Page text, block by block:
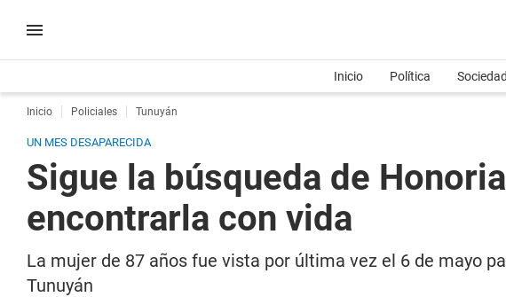
Inicio Política Sociedad
Inicio Policiales Tunuyán
UN MES DESAPARECIDA
Sigue la búsqueda de
encontrarla con vida
La mujer de 87 años fue vista por última vez el 6 de mayo
Tunuyán